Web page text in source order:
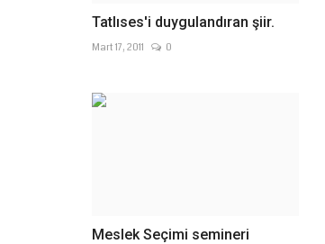
Tatlıses'i duygulandıran şiir.
Mart 17, 2011 0
Meslek Seçimi semineri